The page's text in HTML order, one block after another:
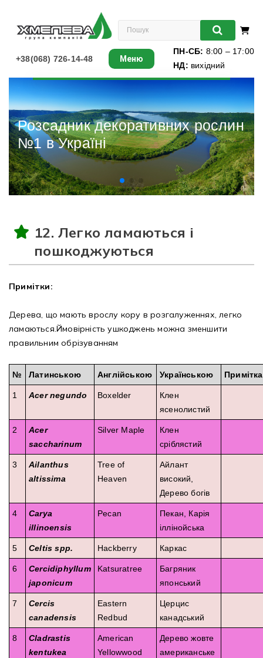
+38(068) 726-14-48
ПН-СБ: 8:00 – 17:00
НД: вихідний
Меню
Листяні
Хвойні
Ліани
Багаторічники
Виноград
Книги
Інформація
Про розсадник
Корисна інформація
Де купити
Оплата та доставка
Контакти
Розсадник декоративних рослин
№1 в Україні
12. Легко ламаються і
пошкоджуються
Примітки:
Дерева, що мають врослу кору в розгалуженнях, легко
ламаються.Ймовірність ушкоджень можна зменшити
правильним обрізуванням
№ Латинською Англійською Українською Примітка
1 Acer negundo Boxelder
Клен
ясенолистий
2
Acer
saccharinum
Silver Maple
Клен
сріблястий
3
Ailanthus
altissima
Tree of
Heaven
Айлант
високий,
Дерево богів
4
Carya
illinoensis
Pecan
Пекан, Карія
іллінойська
5 Celtis spp. Hackberry Каркас
6
Cercidiphyllum
japonicum
Katsuratree
Багряник
японський
7
Cercis
canadensis
Eastern
Redbud
Церцис
канадський
8
Cladrastis
kentukea
American
Yellowwood
Дерево жовте
американське